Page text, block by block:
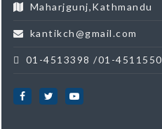
Maharjgunj,Kathmandu
kantikch@gmail.com
01-4513398 /01-4511550